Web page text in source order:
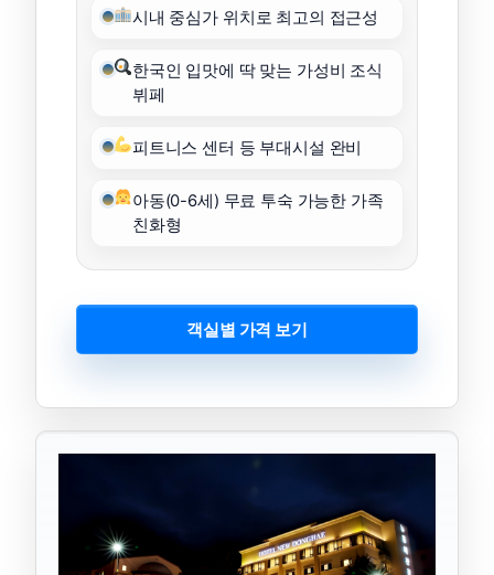
시내 중심가 위치로 최고의 접근성
한국인 입맛에 딱 맞는 가성비 조식
뷔페
피트니스 센터 등 부대시설 완비
아동(0-6세) 무료 투숙 가능한 가족
친화형
객실별 가격 보기